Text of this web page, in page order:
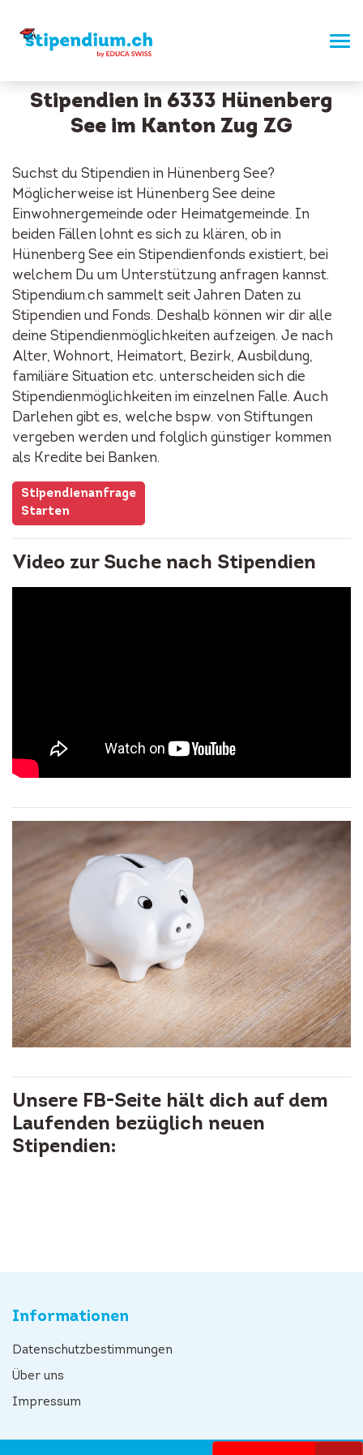
Stipendien in 6333 Hünenberg
See im Kanton Zug ZG
Suchst du Stipendien in Hünenberg See?
Möglicherweise ist Hünenberg See deine
Einwohnergemeinde oder Heimatgemeinde. In
beiden Fällen lohnt es sich zu klären, ob in
Hünenberg See ein Stipendienfonds existiert, bei
welchem Du um Unterstützung anfragen kannst.
Stipendium.ch sammelt seit Jahren Daten zu
Stipendien und Fonds. Deshalb können wir dir alle
deine Stipendienmöglichkeiten aufzeigen. Je nach
Alter, Wohnort, Heimatort, Bezirk, Ausbildung,
familiäre Situation etc. unterscheiden sich die
Stipendienmöglichkeiten im einzelnen Falle. Auch
Darlehen gibt es, welche bspw. von Stiftungen
vergeben werden und folglich günstiger kommen
als Kredite bei Banken.
Stipendienanfrage
Starten
Video zur Suche nach Stipendien
Unsere FB-Seite hält dich auf dem
Laufenden bezüglich neuen
Stipendien:
Informationen
Datenschutzbestimmungen
Über uns
Impressum